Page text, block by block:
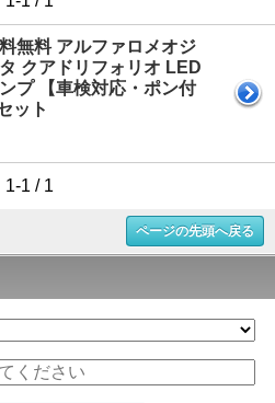
無料 アルファロメオジ
クアドリフォリオ LED
プ 【車検対応・ポン付
ット
1-1 / 1
ページの先頭へ戻る